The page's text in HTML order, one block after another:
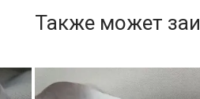
Также может